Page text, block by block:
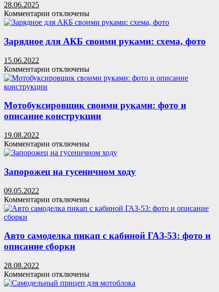
28.06.2025
Комментарии к
записи
инженерных
сетей:
важность
грамотного
отключены
Зарядное для АКБ своими руками: схема, фото
15.06.2022
Комментарии к
записи
АКБ
своими
руками:
отключены
Мотобуксировщик своими руками: фото и
описание конструкции
19.08.2022
Комментарии к
записи
своими
руками:
описание
конструкции
отключены
Запорожец на гусеничном ходу
09.05.2022
Комментарии к
записи
гусеничном
ходу
отключены
Авто самоделка пикап с кабиной ГАЗ-53: фото и
описание сборки
28.08.2022
Комментарии к
записи
отключены